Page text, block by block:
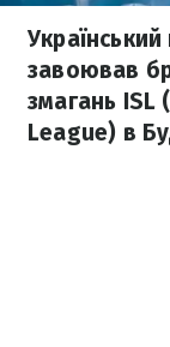
завоював
змагань
League) в